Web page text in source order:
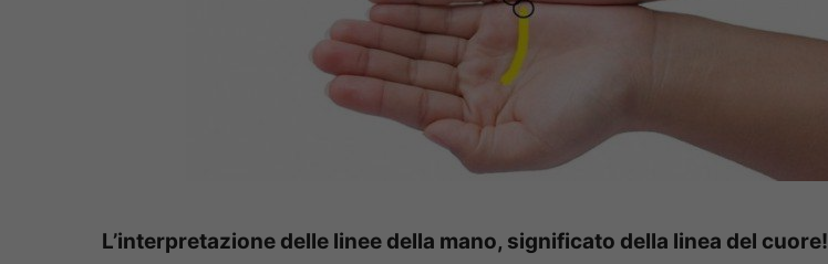
L’interpretazione delle linee della mano, significato della linea del cuore!